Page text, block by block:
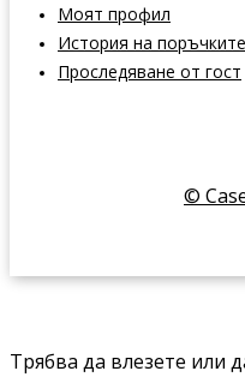
Моят профил
История на поръчките
Проследяване от гост
©
Трябва да влезете или